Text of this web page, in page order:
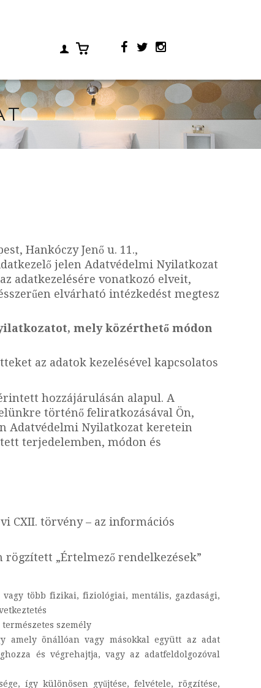
Hankóczy Jenő u. 11.,
jelen Adatvédelmi Nyilatkozat
adatkezelésére vonatkozó elveit,
elvárható intézkedést megtesz
mely közérthető módon
az adatok kezelésével kapcsolatos
hozzájárulásán alapul. A
történő feliratkozásával Ön,
Adatvédelmi Nyilatkozat keretein
terjedelemben, módon és
CXII. törvény – az információs
„Értelmező rendelkezések”
több fizikai, fiziológiai, mentális, gazdasági,
személy
amely önállóan vagy másokkal együtt az adat
és végrehajtja, vagy az adatfeldolgozóval
így különösen gyűjtése, felvétele, rögzítése,